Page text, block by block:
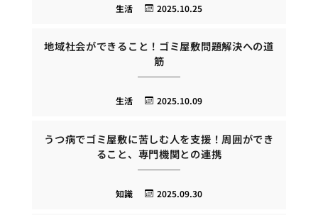
2025.10.25
生活
地域社会ができること！ゴミ屋敷問題解決への道
筋
2025.10.09
生活
うつ病でゴミ屋敷に苦しむ人を支援！周囲ができ
ること、専門機関との連携
2025.09.30
知識